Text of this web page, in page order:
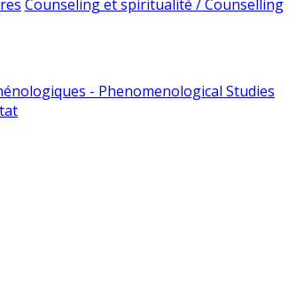
Counseling et spiritualité / Counselling
- Phenomenological Studies